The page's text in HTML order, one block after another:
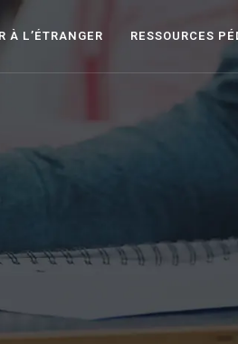
À L’ÉTRANGER RESSOURCES